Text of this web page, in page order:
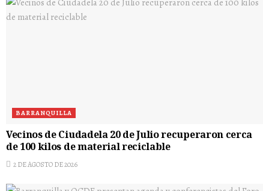
BARRANQUILLA
Vecinos de Ciudadela 20 de Julio recuperaron cerca
de 100 kilos de material reciclable
2 DE AGOSTO DE 2026